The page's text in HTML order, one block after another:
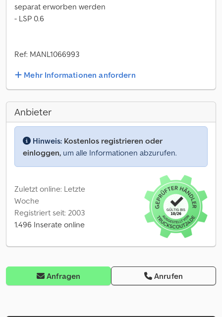
separat erworben werden
- LSP 0.6
Ref: MANL1066993
Mehr Informationen anfordern
Anbieter
Hinweis: Kostenlos registrieren oder
einloggen, um alle Informationen abzurufen.
Zuletzt online: Letzte
Woche
Registriert seit: 2003
1.496 Inserate online
Anfragen Anrufen